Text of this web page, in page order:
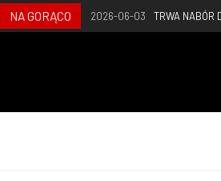
NA GORĄCO 2026-06-03 TRWA NABÓR